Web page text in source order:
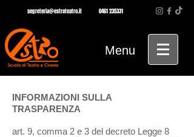
segreteria@estroteatro.it 0461 235331
Menu
INFORMAZIONI SULLA
TRASPARENZA
art. 9, comma 2 e 3 del decreto Legge 8